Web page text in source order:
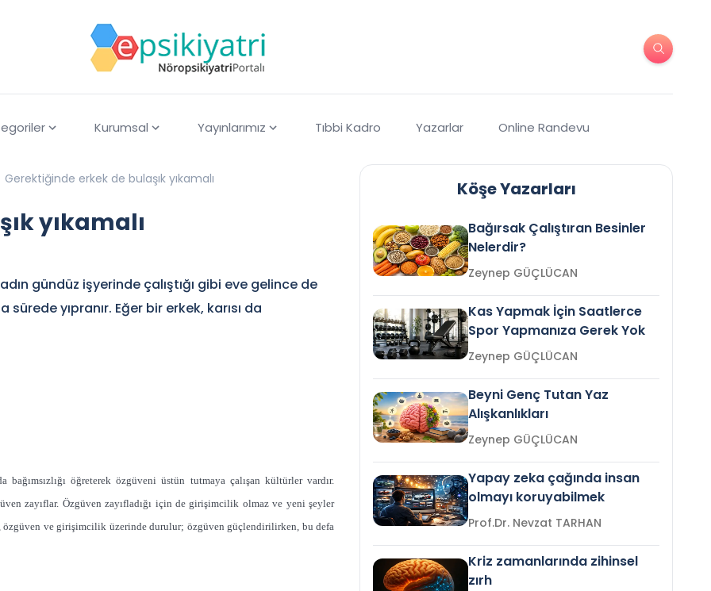
Kurumsal Yayınlarımız Tıbbi Kadro Yazarlar Online Randevu
Gerektiğinde erkek de bulaşık yıkamalı
yıkamalı
gündüz işyerinde çalıştığı gibi eve gelince de
yıpranır. Eğer bir erkek, karısı da
öğreterek özgüveni üstün tutmaya çalışan kültürler vardır.
zayıflar. Özgüven zayıfladığı için de girişimcilik olmaz ve yeni şeyler
özgüven ve girişimcilik üzerinde durulur; özgüven güçlendirilirken, bu defa
Köşe Yazarları
Bağırsak Çalıştıran Besinler
Nelerdir?
Zeynep GÜÇLÜCAN
Kas Yapmak İçin Saatlerce
Spor Yapmanıza Gerek Yok
Zeynep GÜÇLÜCAN
Beyni Genç Tutan Yaz
Alışkanlıkları
Zeynep GÜÇLÜCAN
Yapay zeka çağında insan
olmayı koruyabilmek
Prof.Dr. Nevzat TARHAN
Kriz zamanlarında zihinsel
zırh